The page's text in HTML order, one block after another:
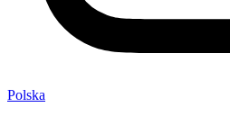
Polska